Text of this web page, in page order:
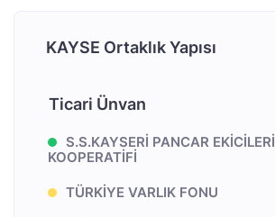
KAYSE Ortaklık Yapısı
Ticari Ünvan
S.S.KAYSERİ PANCAR EKİCİLERİ
KOOPERATİFİ
TÜRKİYE VARLIK FONU